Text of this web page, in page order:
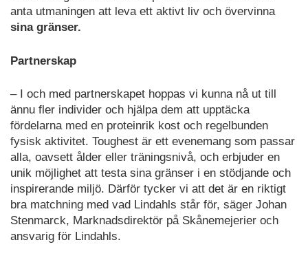
anta utmaningen att leva ett aktivt liv och övervinna
sina gränser.
Partnerskap
– I och med partnerskapet hoppas vi kunna nå ut till
ännu fler individer och hjälpa dem att upptäcka
fördelarna med en proteinrik kost och regelbunden
fysisk aktivitet. Toughest är ett evenemang som passar
alla, oavsett ålder eller träningsnivå, och erbjuder en
unik möjlighet att testa sina gränser i en stödjande och
inspirerande miljö. Därför tycker vi att det är en riktigt
bra matchning med vad Lindahls står för, säger Johan
Stenmarck, Marknadsdirektör på Skånemejerier och
ansvarig för Lindahls.